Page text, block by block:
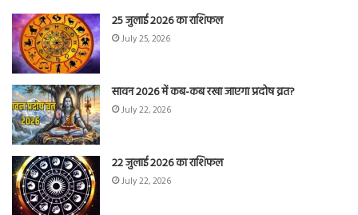
25 जुलाई 2026 का राशिफल
July 25, 2026
सावन 2026 में कब-कब रखा जाएगा प्रदोष व्रत?
July 22, 2026
22 जुलाई 2026 का राशिफल
July 22, 2026